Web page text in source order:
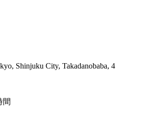
Shinjuku City, Takadanobaba, 4
間